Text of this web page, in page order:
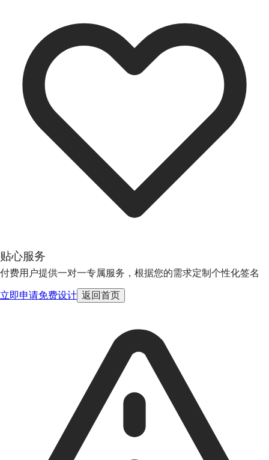
贴心服务
付费用户提供一对一专属服务，根据您的需求定制个性化签名
立即申请免费设计 返回首页